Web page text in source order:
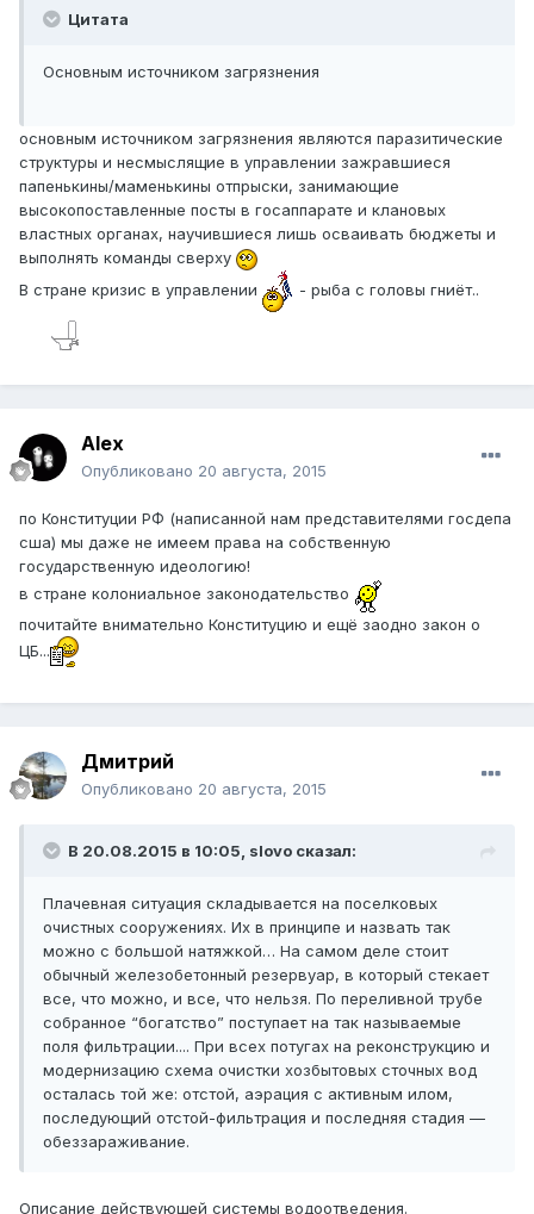
Цитата
Основным источником загрязнения
основным источником загрязнения являются паразитические
структуры и несмыслящие в управлении зажравшиеся
папенькины/маменькины отпрыски, занимающие
высокопоставленные посты в госаппарате и клановых
властных органах, научившиеся лишь осваивать бюджеты и
выполнять команды сверху
В стране кризис в управлении
- рыба с головы гниёт..
Alex
Опубликовано 20 августа, 2015
по Конституции РФ (написанной нам представителями госдепа
сша) мы даже не имеем права на собственную
государственную идеологию!
в стране колониальное законодательство
почитайте внимательно Конституцию и ещё заодно закон о
ЦБ...
Дмитрий
Опубликовано 20 августа, 2015
В 20.08.2015 в 10:05, slovo сказал:
Плачевная ситуация складывается на поселковых
очистных сооружениях. Их в принципе и назвать так
можно с большой натяжкой… На самом деле стоит
обычный железобетонный резервуар, в который стекает
все, что можно, и все, что нельзя. По переливной трубе
собранное “богатство” поступает на так называемые
поля фильтрации.... При всех потугах на реконструкцию и
модернизацию схема очистки хозбытовых сточных вод
осталась той же: отстой, аэрация с активным илом,
последующий отстой-фильтрация и последняя стадия —
обеззараживание.
Описание действующей системы водоотведения.